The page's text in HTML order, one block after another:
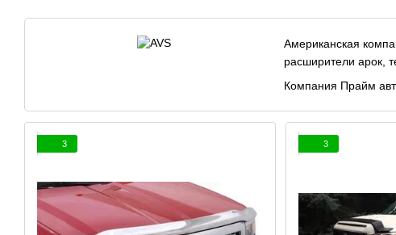
Американская
расширители арок,
Компания Прайм
3 3